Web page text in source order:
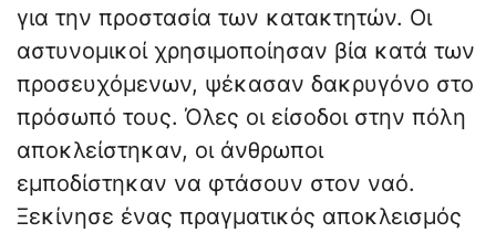
για την προστασία των κατακτητών. Οι
αστυνομικοί χρησιμοποίησαν βία κατά των
προσευχόμενων, ψέκασαν δακρυγόνο στο
πρόσωπό τους. Όλες οι είσοδοι στην πόλη
αποκλείστηκαν, οι άνθρωποι
εμποδίστηκαν να φτάσουν στον ναό.
Ξεκίνησε ένας πραγματικός αποκλεισμός